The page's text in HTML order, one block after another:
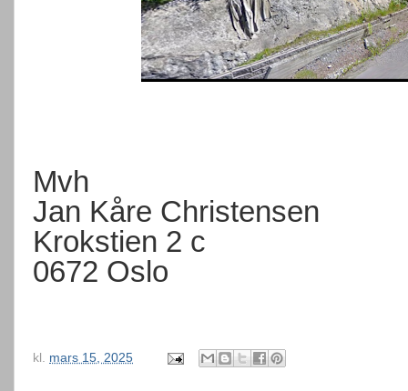
Mvh
Jan Kåre Christensen
Krokstien 2 c
0672 Oslo
kl. mars 15, 2025